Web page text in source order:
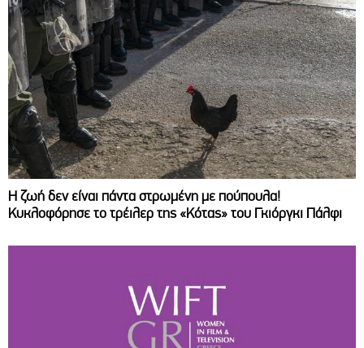
Η ζωή δεν είναι πάντα στρωμένη με πούπουλα!
Κυκλοφόρησε το τρέιλερ της «Κότας» του Γκιόργκι Πάλφι